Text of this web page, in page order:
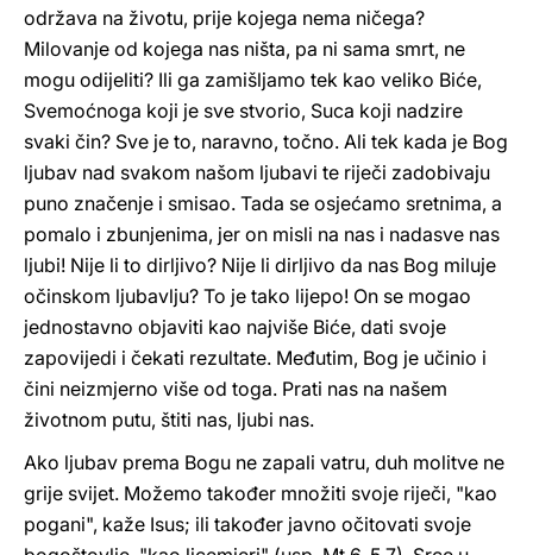
održava na životu, prije kojega nema ničega?
Milovanje od kojega nas ništa, pa ni sama smrt, ne
mogu odijeliti? Ili ga zamišljamo tek kao veliko Biće,
Svemoćnoga koji je sve stvorio, Suca koji nadzire
svaki čin? Sve je to, naravno, točno. Ali tek kada je Bog
ljubav nad svakom našom ljubavi te riječi zadobivaju
puno značenje i smisao. Tada se osjećamo sretnima, a
pomalo i zbunjenima, jer on misli na nas i nadasve nas
ljubi! Nije li to dirljivo? Nije li dirljivo da nas Bog miluje
očinskom ljubavlju? To je tako lijepo! On se mogao
jednostavno objaviti kao najviše Biće, dati svoje
zapovijedi i čekati rezultate. Međutim, Bog je učinio i
čini neizmjerno više od toga. Prati nas na našem
životnom putu, štiti nas, ljubi nas.
Ako ljubav prema Bogu ne zapali vatru, duh molitve ne
grije svijet. Možemo također množiti svoje riječi, "kao
pogani", kaže Isus; ili također javno očitovati svoje